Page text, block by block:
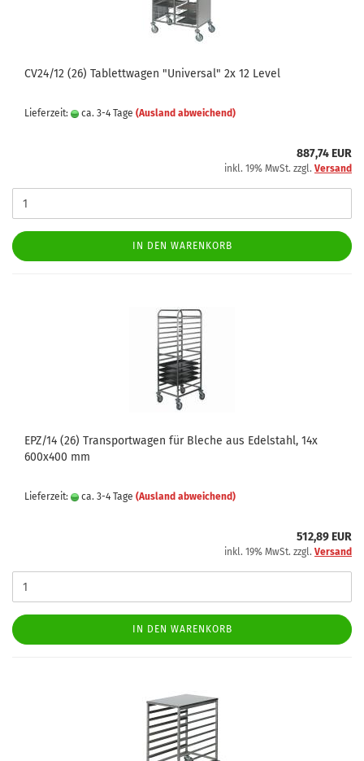
CV24/12 (26) Tablettwagen "Universal" 2x 12 Level
Lieferzeit: ca. 3-4 Tage (Ausland abweichend)
887,74 EUR
inkl. 19% MwSt. zzgl. Versand
IN DEN WARENKORB
EPZ/14 (26) Transportwagen für Bleche aus Edelstahl, 14x
600x400 mm
Lieferzeit: ca. 3-4 Tage (Ausland abweichend)
512,89 EUR
inkl. 19% MwSt. zzgl. Versand
IN DEN WARENKORB